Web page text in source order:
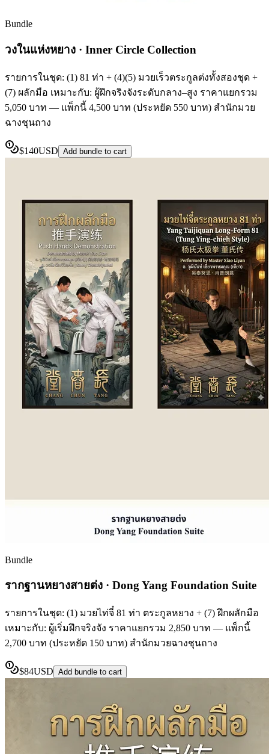
Bundle
วงในแห่งหยาง · Inner Circle Collection
รายการในชุด: (1) 81 ท่า + (4)(5) มวยเร็วตระกูลต่งทั้งสองชุด +
(7) ผลักมือ เหมาะกับ: ผู้ฝึกจริงจังระดับกลาง–สูง ราคาแยกรวม
5,050 บาท — แพ็กนี้ 4,500 บาท (ประหยัด 550 บาท) สำนักมวย
ฉางชุนถาง
$140USD Add bundle to cart
Bundle
รากฐานหยางสายต่ง · Dong Yang Foundation Suite
รายการในชุด: (1) มวยไท่จี๋ 81 ท่า ตระกูลหยาง + (7) ฝึกผลักมือ
เหมาะกับ: ผู้เริ่มฝึกจริงจัง ราคาแยกรวม 2,850 บาท — แพ็กนี้
2,700 บาท (ประหยัด 150 บาท) สำนักมวยฉางชุนถาง
$84USD Add bundle to cart